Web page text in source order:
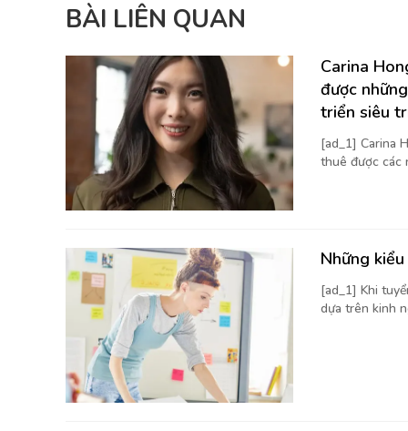
BÀI LIÊN QUAN
Carina
được
triển siêu
[ad_1] Carina
thuê được các
Những
[ad_1] Khi
dựa trên kinh